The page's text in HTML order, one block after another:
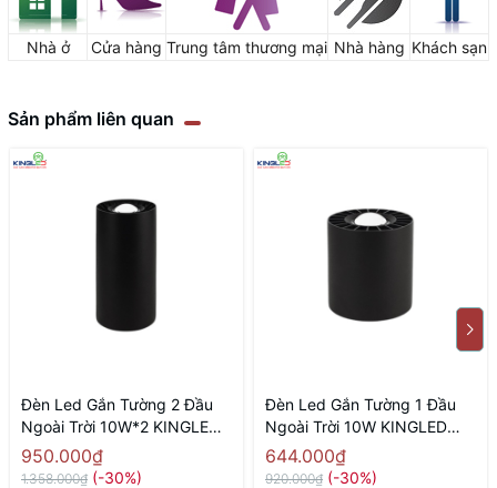
Nhà ở Cửa hàng Trung tâm thương mại Nhà hàng Khách sạn
Sản phẩm liên quan
Đèn Led Gắn Tường 2 Đầu
Ngoài Trời 10W*2 KINGLED
LWA122
950.000₫
1.358.000₫ (-30%)
Đèn Led Gắn Tường 1 Đầu
Ngoài Trời 10W KINGLED
LWA121
644.000₫
920.000₫ (-30%)